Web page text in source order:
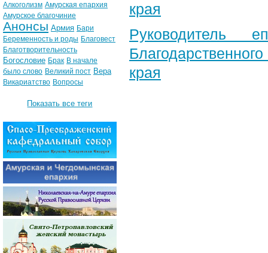
края
Руководитель
края
Алкоголизм Амурская епархия
Амурское благочиние
Анонсы Армия Бари
Беременность и роды Благовест
Благотворительность
Богословие Брак В начале
было слово Великий пост Вера
Викариатство Вопросы
Показать все теги